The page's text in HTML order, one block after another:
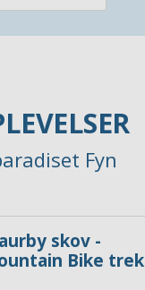
Fyn
skov -
Bike trek